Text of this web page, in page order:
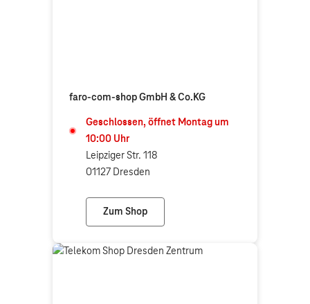
faro-com-shop GmbH & Co.KG
Geschlossen, öffnet Montag um
10:00 Uhr
Leipziger Str. 118
01127 Dresden
Zum Shop
faro-com-shop GmbH & Co.KG